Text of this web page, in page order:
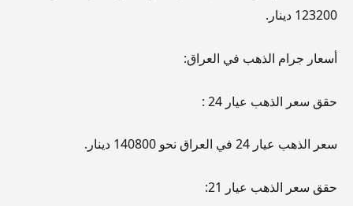
123200 دينار.
أسعار جرام الذهب في العراق:
حقق سعر الذهب عيار 24 :
سعر الذهب عيار 24 في العراق نحو 140800 دينار.
حقق سعر الذهب عيار 21: